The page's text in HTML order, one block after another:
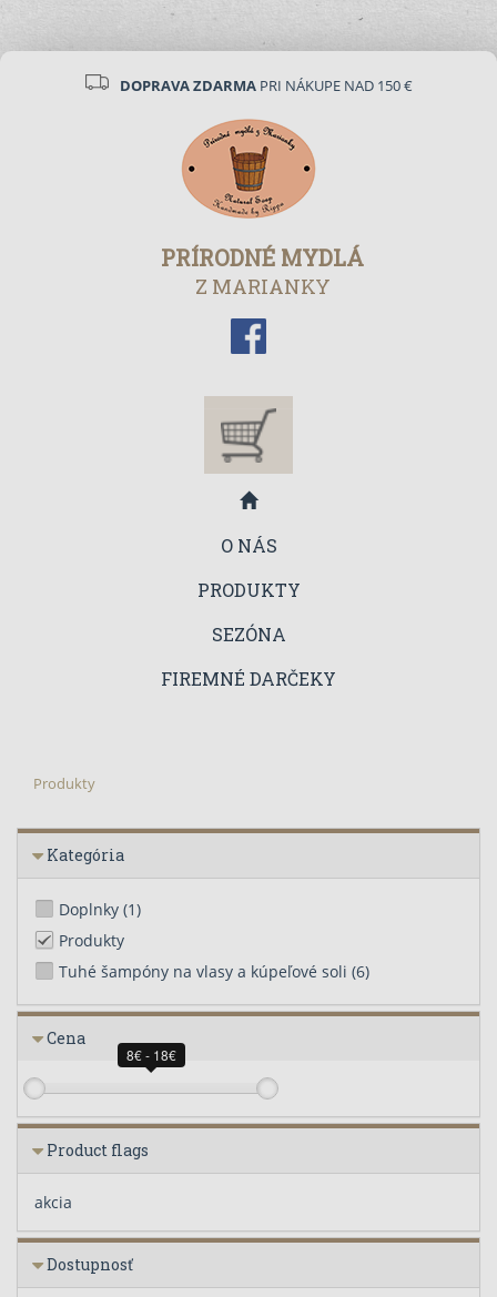
DOPRAVA ZDARMAPRI NÁKUPE NAD 150 €
PRÍRODNÉ MYDLÁ
Z MARIANKY
O NÁS
PRODUKTY
SEZÓNA
FIREMNÉ DARČEKY
Produkty
Kategória
Doplnky (1)
Produkty
Tuhé šampóny na vlasy a kúpeľové soli (6)
Cena
8€ - 18€
Product flags
akcia
Dostupnosť